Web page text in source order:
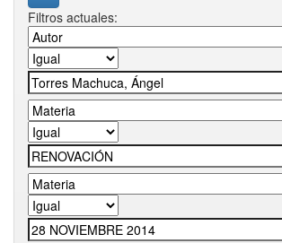
Filtros actuales: